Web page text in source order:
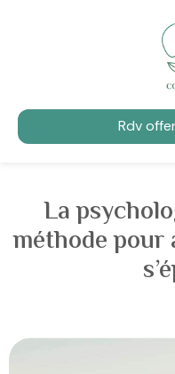
Rdv
La
méthode